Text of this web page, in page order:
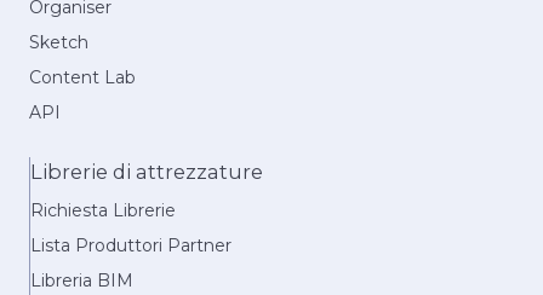
Organiser
Sketch
Content Lab
API
Librerie di attrezzature
Richiesta Librerie
Lista Produttori Partner
Libreria BIM